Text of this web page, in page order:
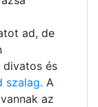
ad, de
divatos és
szalag. A
az